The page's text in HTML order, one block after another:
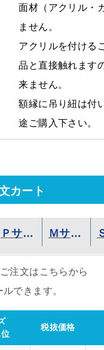
面材（アクリル・
ません。
アクリルを付ける
品と直接触れます
来ません。
額縁に吊り紐は付
途ご購入下さい。
カート
Ｐサイズ Ｍサイズ
注文はこちらから
位
税抜価格